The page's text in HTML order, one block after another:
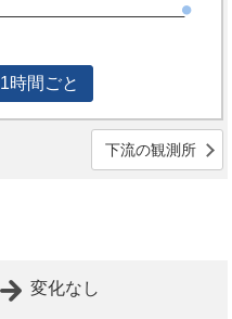
1時間ごと
下流の観測所
変化なし